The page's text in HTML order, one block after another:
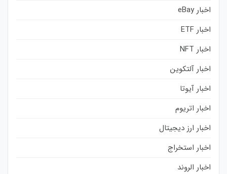
اخبار eBay
اخبار ETF
اخبار NFT
اخبار آلتکوین
اخبار آیوتا
اخبار اتریوم
اخبار ارز دیجیتال
اخبار استخراج
اخبار الروند